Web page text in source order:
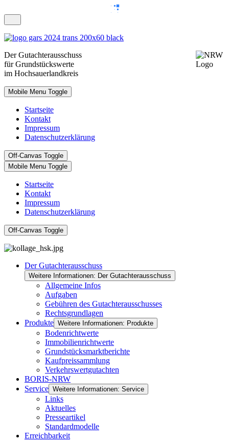
DerGutachterausschuss
für Grundstückswerte
im Hochsauerlandkreis
Mobile Menu Toggle
Startseite
Kontakt
Impressum
Datenschutzerklärung
Off-Canvas Toggle
Mobile Menu Toggle
Startseite
Kontakt
Impressum
Datenschutzerklärung
Off-Canvas Toggle
Der Gutachterausschuss
Weitere Informationen: Der Gutachterausschuss
Allgemeine Infos
Aufgaben
Gebühren des Gutachterausschusses
Rechtsgrundlagen
Produkte Weitere Informationen: Produkte
Bodenrichtwerte
Immobilienrichtwerte
Grundstücksmarktberichte
Kaufpreissammlung
Verkehrswertgutachten
BORIS-NRW
Service Weitere Informationen: Service
Links
Aktuelles
Presseartikel
Standardmodelle
Erreichbarkeit